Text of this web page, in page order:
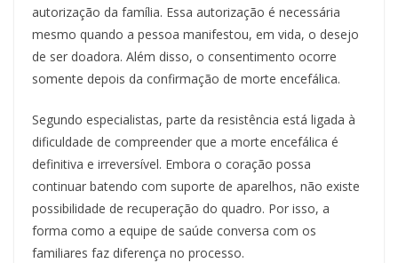
autorização da família. Essa autorização é necessária
mesmo quando a pessoa manifestou, em vida, o desejo
de ser doadora. Além disso, o consentimento ocorre
somente depois da confirmação de morte encefálica.
Segundo especialistas, parte da resistência está ligada à
dificuldade de compreender que a morte encefálica é
definitiva e irreversível. Embora o coração possa
continuar batendo com suporte de aparelhos, não existe
possibilidade de recuperação do quadro. Por isso, a
forma como a equipe de saúde conversa com os
familiares faz diferença no processo.